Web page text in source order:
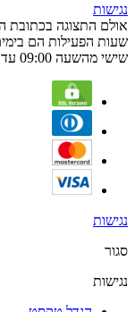
נגישות
שישי מהשעה 09:00 עד 12:00.
נגישות
סגור
נגישות